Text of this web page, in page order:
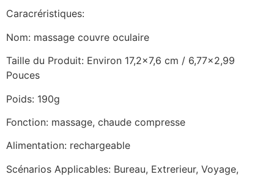
Caracréristiques:
Nom: massage couvre oculaire
Taille du Produit: Environ 17,2×7,6 cm / 6,77×2,99
Pouces
Poids: 190g
Fonction: massage, chaude compresse
Alimentation: rechargeable
Scénarios Applicables: Bureau, Extrerieur, Voyage,